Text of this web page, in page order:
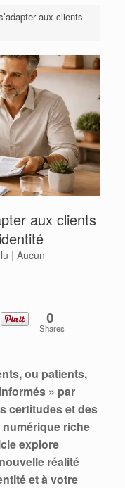
aux clients
aux clients
| Aucun
0
Shares
ou patients,
» par
certitudes et des
riche
explore
réalité
et à votre